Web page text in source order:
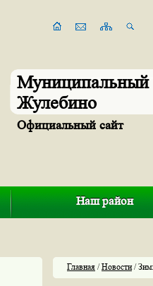
Муниципальный
Жулебино
Официальный сайт
Наш район
Главная /Новости/